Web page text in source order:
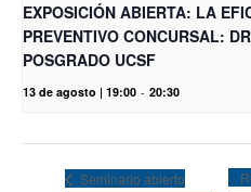
EXPOSICIÓN ABIERTA: LA
PREVENTIVO CONCURSAL:
POSGRADO UCSF
13 de agosto | 19:00 - 20:30
Seminario abierto